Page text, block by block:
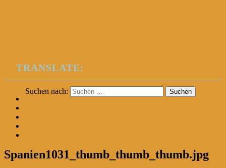
TRANSLATE:
Suchen nach:
Spanien1031_thumb_thumb_thumb.jpg